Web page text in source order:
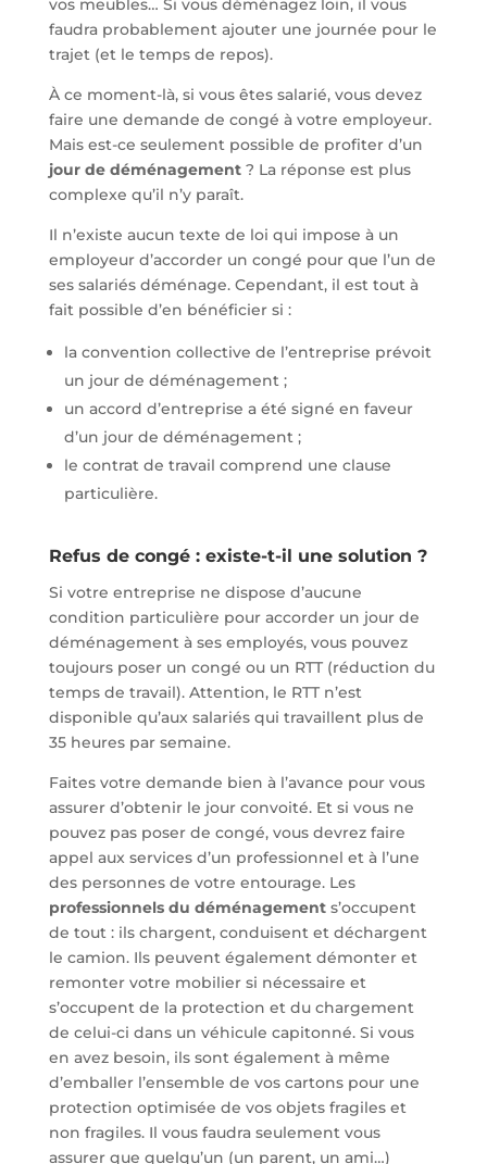
vos meubles… Si vous déménagez loin, il vous
faudra probablement ajouter une journée pour le
trajet (et le temps de repos).
À ce moment-là, si vous êtes salarié, vous devez
faire une demande de congé à votre employeur.
Mais est-ce seulement possible de profiter d’un
jour de déménagement? La réponse est plus
complexe qu’il n’y paraît.
Il n’existe aucun texte de loi qui impose à un
employeur d’accorder un congé pour que l’un de
ses salariés déménage. Cependant, il est tout à
fait possible d’en bénéficier si :
la convention collective de l’entreprise prévoit
un jour de déménagement ;
un accord d’entreprise a été signé en faveur
d’un jour de déménagement ;
le contrat de travail comprend une clause
particulière.
Refus de congé : existe-t-il une solution ?
Si votre entreprise ne dispose d’aucune
condition particulière pour accorder un jour de
déménagement à ses employés, vous pouvez
toujours poser un congé ou un RTT (réduction du
temps de travail). Attention, le RTT n’est
disponible qu’aux salariés qui travaillent plus de
35 heures par semaine.
Faites votre demande bien à l’avance pour vous
assurer d’obtenir le jour convoité. Et si vous ne
pouvez pas poser de congé, vous devrez faire
appel aux services d’un professionnel et à l’une
des personnes de votre entourage. Les
professionnels du déménagements’occupent
de tout : ils chargent, conduisent et déchargent
le camion. Ils peuvent également démonter et
remonter votre mobilier si nécessaire et
s’occupent de la protection et du chargement
de celui-ci dans un véhicule capitonné. Si vous
en avez besoin, ils sont également à même
d’emballer l’ensemble de vos cartons pour une
protection optimisée de vos objets fragiles et
non fragiles. Il vous faudra seulement vous
assurer que quelqu’un (un parent, un ami…)